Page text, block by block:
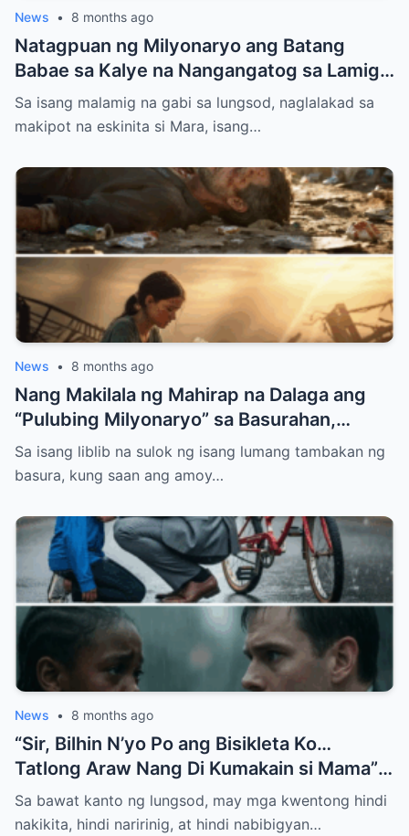
News • 8 months ago
Natagpuan ng Milyonaryo ang Batang
Babae sa Kalye na Nangangatog sa Lamig,
Hawak ang Anak — Ang Ginawa Niyang Isa
ay Nagbago ng Lahat
Sa isang malamig na gabi sa lungsod, naglalakad sa
makipot na eskinita si Mara, isang…
News • 8 months ago
Nang Makilala ng Mahirap na Dalaga ang
“Pulubing Milyonaryo” sa Basurahan,
Nabunyag ang Lihim na Nagpabago sa
Kapalaran Nila
Sa isang liblib na sulok ng isang lumang tambakan ng
basura, kung saan ang amoy…
News • 8 months ago
“Sir, Bilhin N’yo Po ang Bisikleta Ko…
Tatlong Araw Nang Di Kumakain si Mama”
— Hanggang Sa May Natuklasan ang Isang
Bilyonaryo
Sa bawat kanto ng lungsod, may mga kwentong hindi
nakikita, hindi naririnig, at hindi nabibigyan…